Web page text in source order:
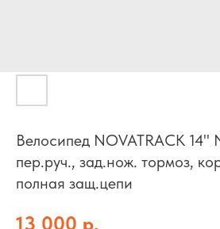
Велосипед NOVATRACK 14"
пер.руч., зад.нож. тормоз,
полная защ.цепи
13 000 р.